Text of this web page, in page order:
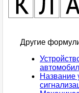
Другие
Название